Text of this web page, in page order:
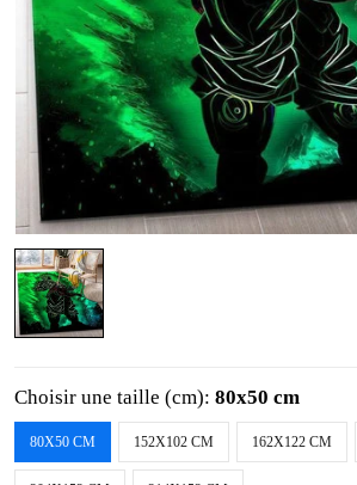
Choisir une taille (cm): 80x50 cm
80X50 CM 152X102 CM 162X122 CM